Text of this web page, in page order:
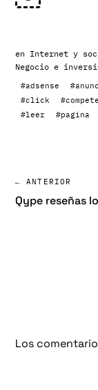
en Internet y
Negocio e
#adsense
#click
#leer
#pagina
← ANTERIOR
Qype reseñas
Los